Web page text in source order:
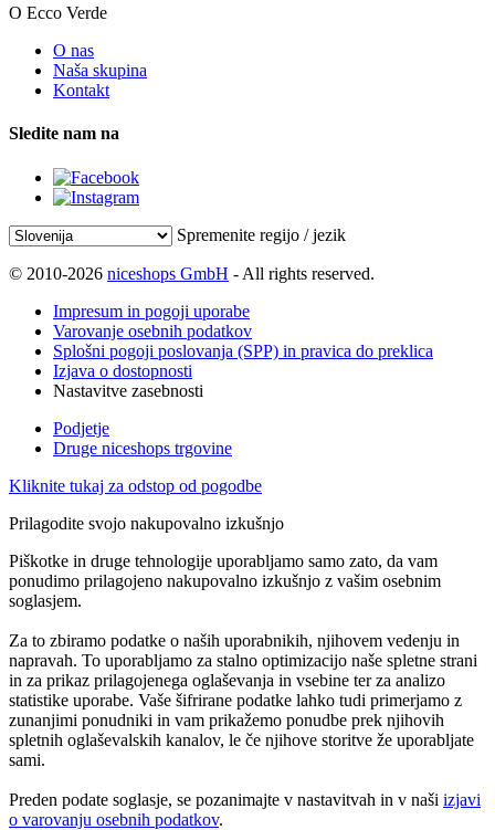
O Ecco Verde
O nas
Naša skupina
Kontakt
Sledite nam na
Spremenite regijo / jezik
© 2010-2026 niceshops GmbH - All rights reserved.
Impresum in pogoji uporabe
Varovanje osebnih podatkov
Splošni pogoji poslovanja (SPP) in pravica do preklica
Izjava o dostopnosti
Nastavitve zasebnosti
Podjetje
Druge niceshops trgovine
Kliknite tukaj za odstop od pogodbe
Prilagodite svojo nakupovalno izkušnjo
Piškotke in druge tehnologije uporabljamo samo zato, da vam
ponudimo prilagojeno nakupovalno izkušnjo z vašim osebnim
soglasjem.
Za to zbiramo podatke o naših uporabnikih, njihovem vedenju in
napravah. To uporabljamo za stalno optimizacijo naše spletne strani
in za prikaz prilagojenega oglaševanja in vsebine ter za analizo
statistike uporabe. Vaše šifrirane podatke lahko tudi primerjamo z
zunanjimi ponudniki in vam prikažemo ponudbe prek njihovih
spletnih oglaševalskih kanalov, le če njihove storitve že uporabljate
sami.
Preden podate soglasje, se pozanimajte v nastavitvah in v naši izjavi
o varovanju osebnih podatkov.